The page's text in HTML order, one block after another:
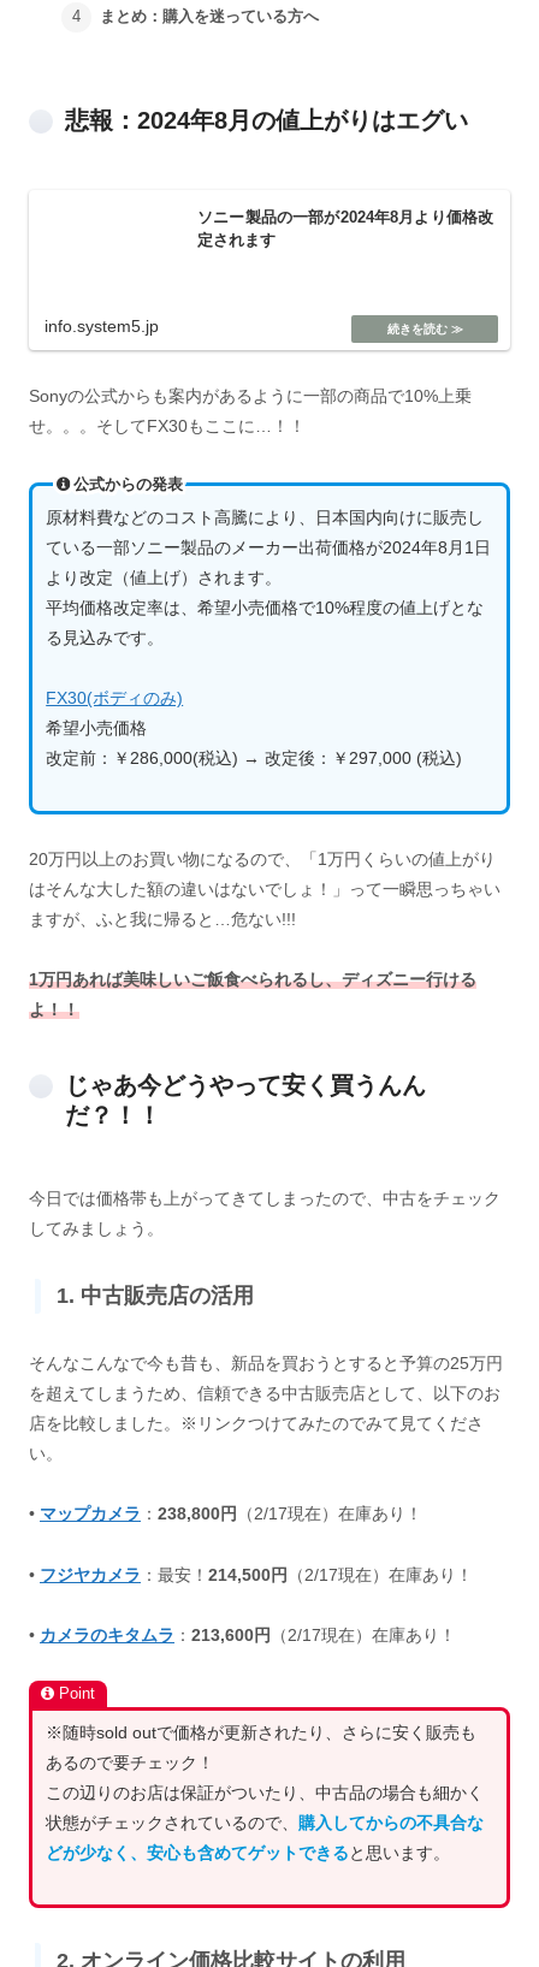
まとめ：購入を迷っている方へ
悲報：2024年8月の値上がりはエグい
ソニー製品の一部が2024年8月より価格改
定されます
info.system5.jp
Sonyの公式からも案内があるように一部の商品で10%上乗
せ。。。そしてFX30もここに…！！
公式からの発表
原材料費などのコスト高騰により、日本国内向けに販売し
ている一部ソニー製品のメーカー出荷価格が2024年8月1日
より改定（値上げ）されます。
平均価格改定率は、希望小売価格で10%程度の値上げとな
る見込みです。
FX30(ボディのみ)
希望小売価格
改定前：￥286,000(税込) → 改定後：￥297,000 (税込)
20万円以上のお買い物になるので、「1万円くらいの値上がり
はそんな大した額の違いはないでしょ！」って一瞬思っちゃい
ますが、ふと我に帰ると…危ない!!!
1万円あれば美味しいご飯食べられるし、ディズニー行ける
よ！！
じゃあ今どうやって安く買うんん
だ？！！
今日では価格帯も上がってきてしまったので、中古をチェック
してみましょう。
1. 中古販売店の活用
そんなこんなで今も昔も、新品を買おうとすると予算の25万円
を超えてしまうため、信頼できる中古販売店として、以下のお
店を比較しました。※リンクつけてみたのでみて見てくださ
い。
• マップカメラ ： 238,800円 （2/17現在）在庫あり！
• フジヤカメラ ：最安！ 214,500円 （2/17現在）在庫あり！
• カメラのキタムラ ： 213,600円 （2/17現在）在庫あり！
Point
※随時sold outで価格が更新されたり、さらに安く販売も
あるので要チェック！
この辺りのお店は保証がついたり、中古品の場合も細かく
状態がチェックされているので、購入してからの不具合な
どが少なく、安心も含めてゲットできると思います。
2. オンライン価格比較サイトの利用